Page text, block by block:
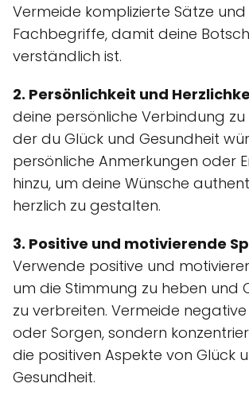
Vermeide komplizierte Sätze und
Fachbegriffe, damit deine
verständlich ist.
2. Persönlichkeit und
deine persönliche Verbindung zu
der du Glück und Gesundheit
persönliche Anmerkungen oder
hinzu, um deine Wünsche
herzlich zu gestalten.
3. Positive und motivierende
Verwende positive und
um die Stimmung zu heben und
zu verbreiten. Vermeide
oder Sorgen, sondern
die positiven Aspekte von Glück
Gesundheit.